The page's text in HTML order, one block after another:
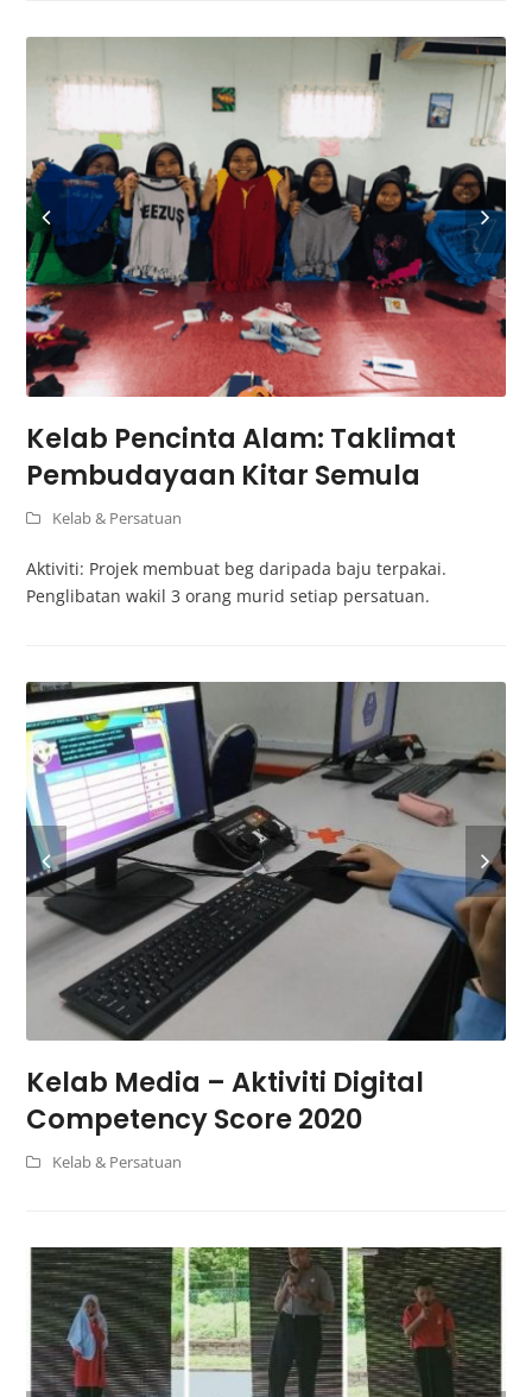
Kelab Pencinta Alam: Taklimat
Pembudayaan Kitar Semula
Kelab & Persatuan
Aktiviti: Projek membuat beg daripada baju terpakai.
Penglibatan wakil 3 orang murid setiap persatuan.
Kelab Media – Aktiviti Digital
Competency Score 2020
Kelab & Persatuan